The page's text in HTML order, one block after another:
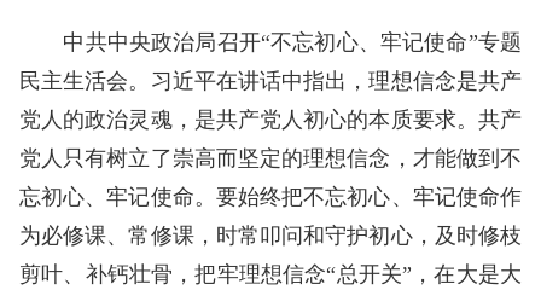
中共中央政治局召开“不忘初心、牢记使命”专题
民主生活会。习近平在讲话中指出，理想信念是共产
党人的政治灵魂，是共产党人初心的本质要求。共产
党人只有树立了崇高而坚定的理想信念，才能做到不
忘初心、牢记使命。要始终把不忘初心、牢记使命作
为必修课、常修课，时常叩问和守护初心，及时修枝
剪叶、补钙壮骨，把牢理想信念“总开关”，在大是大